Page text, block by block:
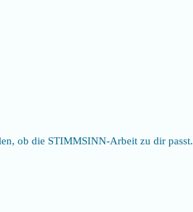
ob die STIMMSINN-Arbeit zu dir passt.